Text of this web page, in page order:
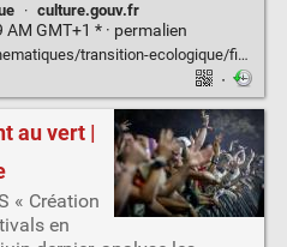
· culture.gouv.fr
GMT+1 * · permalien
facilitant-l-inscription-des-activites-culturelles-dans-l-economie-circulaire
·
au vert |
« Création
en